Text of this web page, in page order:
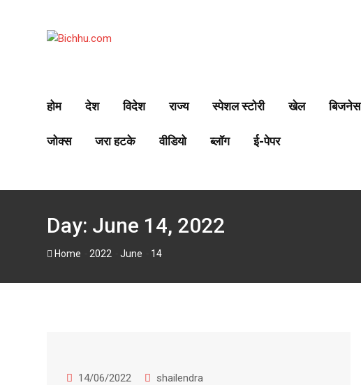
n
होम देश विदेश राज्य स्पेशल स्टोरी खेल बिजनेस
जोक्स जरा हटके वीडियो ब्लॉग ई-पेपर
Day: June 14, 2022
Home 2022 June 14
14/06/2022 shailendra